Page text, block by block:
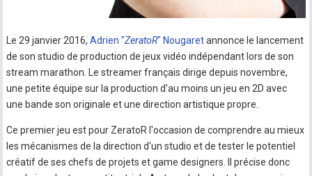
Le 29 janvier 2016,Adrien "ZeratoR" Nougaretannonce le lancement
de son studio de production de jeux vidéo indépendant lors de son
stream marathon. Le streamer français dirige depuis novembre,
une petite équipe sur la production d'au moins un jeu en 2D avec
une bande son originale et une direction artistique propre.
Ce premier jeu est pour ZeratoR l'occasion de comprendre au mieux
les mécanismes de la direction d'un studio et de tester le potentiel
créatif de ses chefs de projets et game designers. Il précise donc